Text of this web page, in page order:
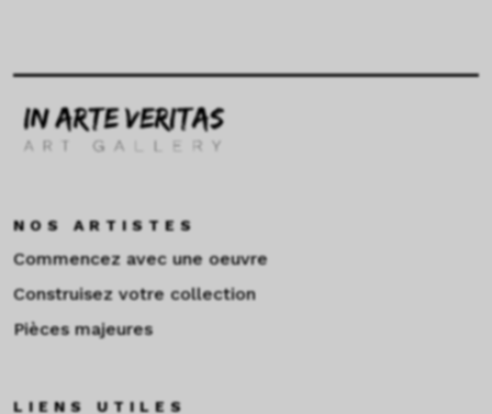
NOS ARTISTES
Commencez avec une oeuvre
Construisez votre collection
Pièces majeures
LIENS UTILES